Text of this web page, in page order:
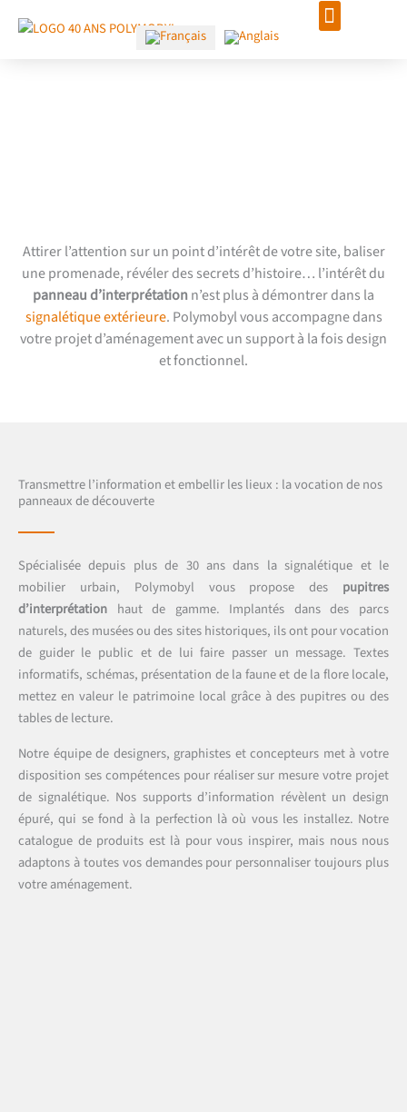
Attirer l’attention sur un point d’intérêt de votre site, baliser
une promenade, révéler des secrets d’histoire… l’intérêt du
panneau d’interprétationn’est plus à démontrer dans la
signalétique extérieure. Polymobyl vous accompagne dans
votre projet d’aménagement avec un support à la fois design
et fonctionnel.
Transmettre l’information et embellir les lieux : la vocation de nos
panneaux de découverte
Spécialisée depuis plus de 30 ans dans la signalétique et le
mobilier urbain, Polymobyl vous propose des pupitres
d’interprétation haut de gamme. Implantés dans des parcs
naturels, des musées ou des sites historiques, ils ont pour vocation
de guider le public et de lui faire passer un message. Textes
informatifs, schémas, présentation de la faune et de la flore locale,
mettez en valeur le patrimoine local grâce à des pupitres ou des
tables de lecture.
Notre équipe de designers, graphistes et concepteurs met à votre
disposition ses compétences pour réaliser sur mesure votre projet
de signalétique. Nos supports d’information révèlent un design
épuré, qui se fond à la perfection là où vous les installez. Notre
catalogue de produits est là pour vous inspirer, mais nous nous
adaptons à toutes vos demandes pour personnaliser toujours plus
votre aménagement.